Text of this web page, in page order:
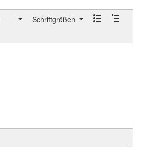
Schriftgrößen